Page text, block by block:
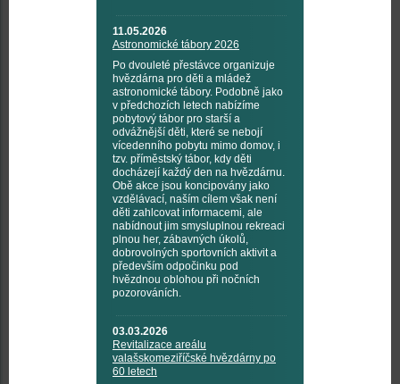
11.05.2026
Astronomické tábory 2026
Po dvouleté přestávce organizuje
hvězdárna pro děti a mládež
astronomické tábory. Podobně jako
v předchozích letech nabízíme
pobytový tábor pro starší a
odvážnější děti, které se nebojí
vícedenního pobytu mimo domov, i
tzv. příměstský tábor, kdy děti
docházejí každý den na hvězdárnu.
Obě akce jsou koncipovány jako
vzdělávací, naším cílem však není
děti zahlcovat informacemi, ale
nabídnout jim smysluplnou rekreaci
plnou her, zábavných úkolů,
dobrovolných sportovních aktivit a
především odpočinku pod
hvězdnou oblohou při nočních
pozorováních.
03.03.2026
Revitalizace areálu
valašskomeziříčské hvězdárny po
60 letech